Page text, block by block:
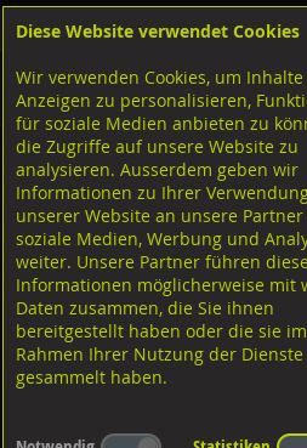
Shop Schrauben Diverse Schrauben
M-
Diverse Ausführungen M-Gewinde
Flachrundschrauben mit 4kt. Ansatz und
Stahl verzinkt M10x75/26
Diese Website verwendet Cookies
Wir verwenden Cookies, um
Anzeigen zu personalisieren,
für soziale Medien anbieten zu
die Zugriffe auf unsere Website zu
analysieren. Ausserdem geben wir
Informationen zu Ihrer
unserer Website an unsere
soziale Medien, Werbung und
weiter. Unsere Partner führen diese
Informationen möglicherweise mit
Daten zusammen, die Sie ihnen
bereitgestellt haben oder die sie im
Rahmen Ihrer Nutzung der Dienste
gesammelt haben.